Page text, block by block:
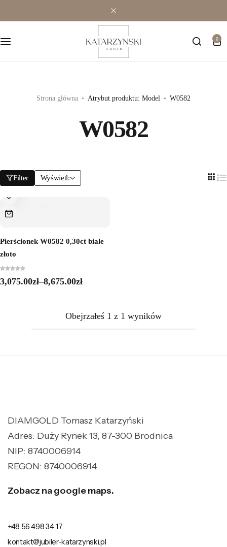
0
Strona główna Atrybut produktu: Model W0582
W0582
Filter Wyświetl:
Pierścionek W0582 0,30ct białe
złoto
3,075.00zł–8,675.00zł
Obejrzałeś 1 z 1 wyników
DIAMGOLD Tomasz Katarzyński
Adres: Duży Rynek 13, 87-300 Brodnica
NIP: 8740006914
REGON: 8740006914
Zobacz na google maps.
+48 56 498 34 17
kontakt@jubiler-katarzynski.pl
Premium
Naszyjniki